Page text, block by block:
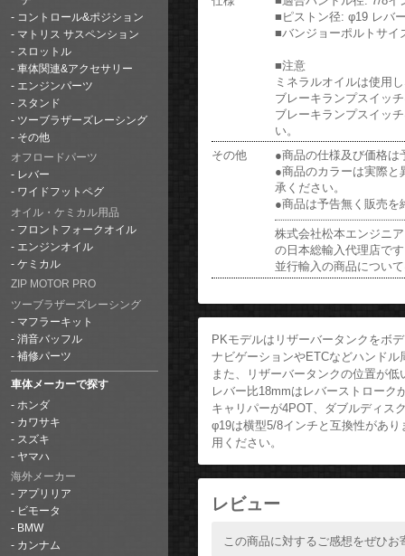
コントロール&ポジション
マトリス サスペンション
スロットル
車体関連&アクセサリー
エンジンパーツ
スタンド
ツーブラザーズレーシング
その他
オフロードパーツ
レバー
ワイドフットペグ
オイル・ケミカル用品
フロントフォークオイル
エンジンオイル
ケミカル
ZIP MOTOR PRO
ツーブラザーズレーシング
マフラーキット
消音バッフル
補修パーツ
車体メーカーで探す
ホンダ
カワサキ
スズキ
ヤマハ
海外メーカー
アプリリア
ビモータ
BMW
カンナム
■ピストン径: φ19 レバ
■バンジョーポルトサイ
■注意
ミネラルオイルは使用
ブレーキランプスイッ
ブレーキランプスイッ
い。
その他
●商品の仕様及び価格は
●商品のカラーは実際と
承ください。
●商品は予告無く販売を
株式会社松本エンジニ
の日本総輸入代理店で
並行輸入の商品につい
PKモデルはリザーバータンクをボ
ナビゲーションやETCなどハンド
また、リザーバータンクの位置が
レバー比18mmはレバーストローク
キャリパーが4POT、ダブルディス
φ19は横型5/8インチと互換性があ
用ください。
レビュー
この商品に対するご感想をぜひお